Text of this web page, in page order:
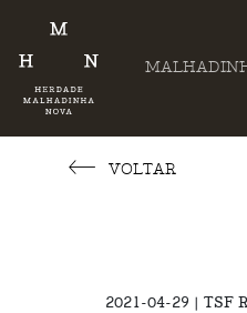
VOLTAR
2021-04-29 | TSF